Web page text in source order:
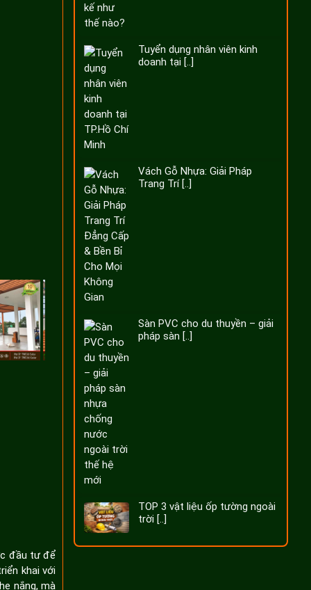
đầu tư để
khai với
nắng, mà
Tuyển dụng nhân viên kinh
doanh tại [..]
Vách Gỗ Nhựa: Giải Pháp
Trang Trí [..]
Sàn PVC cho du thuyền – giải
pháp sàn [..]
TOP 3 vật liệu ốp tường ngoài
trời [..]